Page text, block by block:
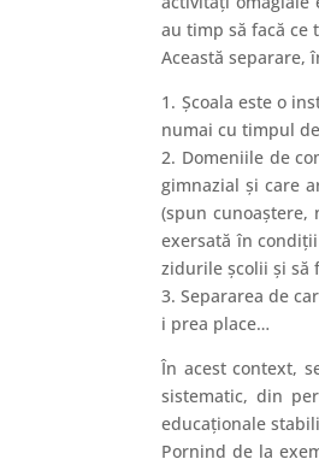
au timp să facă
Această separare,
1. Şcoala este o
numai cu timpul
2. Domeniile de
gimnazial şi care
(spun cunoaştere,
exersată în
zidurile şcolii şi să
3. Separarea de
i prea place…
În acest context,
sistematic, din
educaţionale
Pornind de la